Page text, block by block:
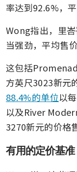
率达到92.6%，
Wong指出，里
当强劲，平均售
这包括
方英尺3023新元
88.4%的单位以
以及River
3270新元的价格
有用的定价基准